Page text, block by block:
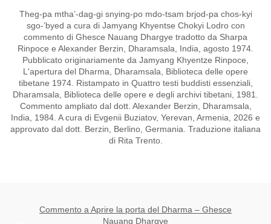
Theg-pa mtha’-dag-gi snying-po mdo-tsam brjod-pa chos-kyi
sgo-’byed a cura di Jamyang Khyentse Chokyi Lodro con
commento di Ghesce Nauang Dhargye tradotto da Sharpa
Rinpoce e Alexander Berzin, Dharamsala, India, agosto 1974.
Pubblicato originariamente da Jamyang Khyentze Rinpoce,
L'apertura del Dharma, Dharamsala, Biblioteca delle opere
tibetane 1974. Ristampato in Quattro testi buddisti essenziali,
Dharamsala, Biblioteca delle opere e degli archivi tibetani, 1981.
Commento ampliato dal dott. Alexander Berzin, Dharamsala,
India, 1984. A cura di Evgenii Buziatov, Yerevan, Armenia, 2026 e
approvato dal dott. Berzin, Berlino, Germania. Traduzione italiana
di Rita Trento.
Commento a Aprire la porta del Dharma – Ghesce
Nauang Dhargye